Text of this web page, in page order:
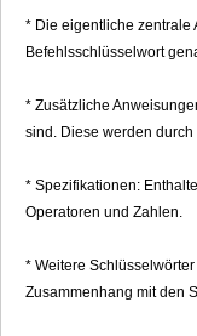
* Die eigentliche zentrale
Befehlsschlüsselwort
* Zusätzliche
sind. Diese werden
* Spezifikationen:
Operatoren und Zahlen.
* Weitere
Zusammenhang mit den